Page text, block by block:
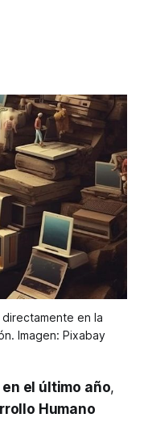
en la
Imagen: Pixabay
el último año,
Humano